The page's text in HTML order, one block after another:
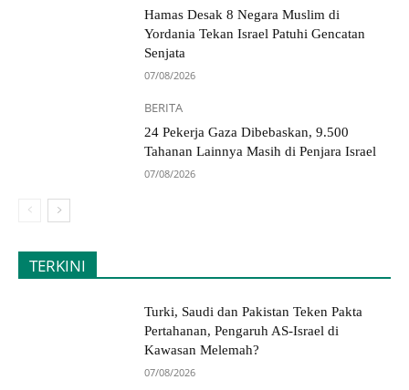
Hamas Desak 8 Negara Muslim di
Yordania Tekan Israel Patuhi Gencatan
Senjata
07/08/2026
BERITA
24 Pekerja Gaza Dibebaskan, 9.500
Tahanan Lainnya Masih di Penjara Israel
07/08/2026
TERKINI
Turki, Saudi dan Pakistan Teken Pakta
Pertahanan, Pengaruh AS-Israel di
Kawasan Melemah?
07/08/2026